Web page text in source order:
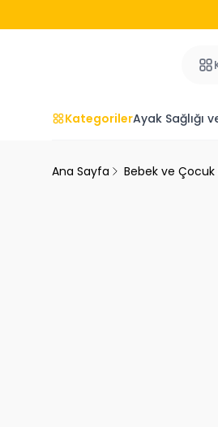
KategorilerAyak Sağlığı
Ana Sayfa Bebek ve Çocuk